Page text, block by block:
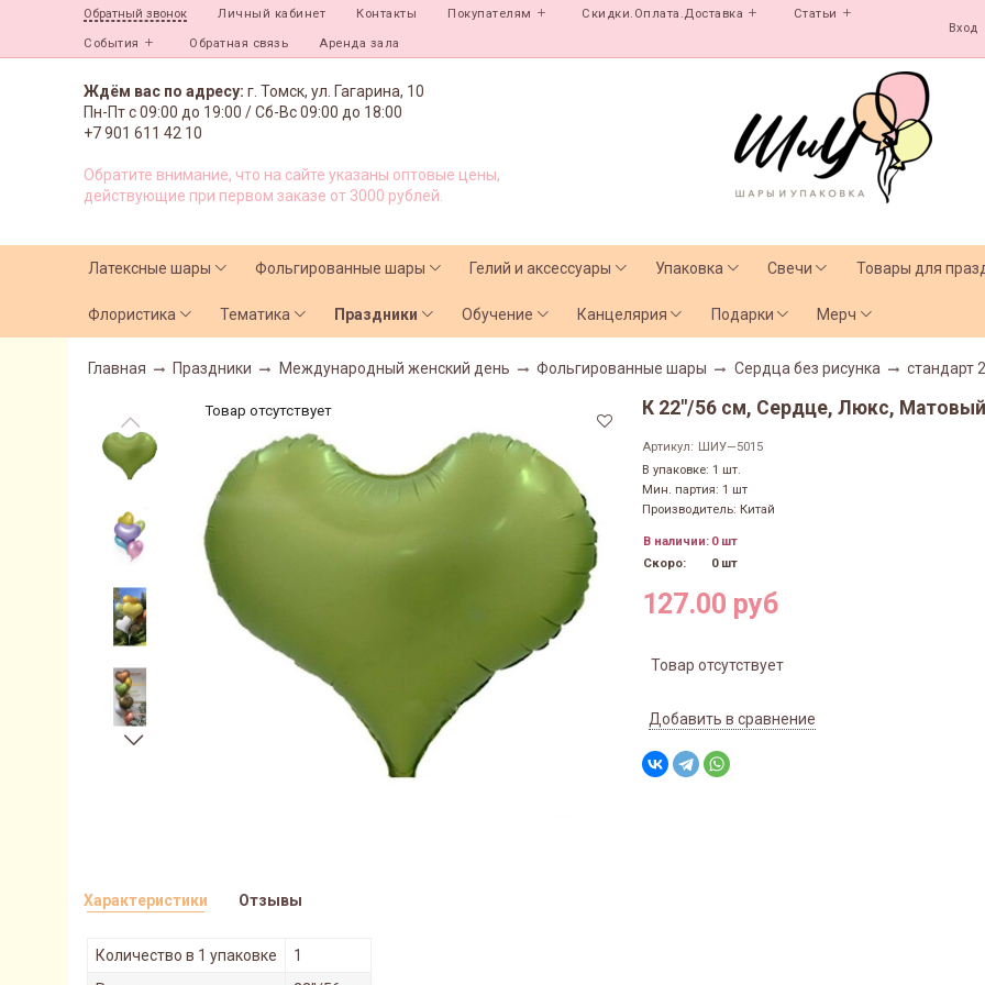
Обратный звонок Личный кабинет Контакты Покупателям Скидки.Оплата.Доставка Статьи
События Обратная связь Аренда зала
Вход
Ждём вас по адресу: г. Томск, ул. Гагарина, 10
Пн-Пт с09:00 до 19:00 /Сб-Вс 09:00 до 18:00
+7 901 611 42 10
Обратите внимание, что на сайте указаны оптовые цены,
действующие при первом заказе от 3000 рублей.
Латексные шары Фольгированные шары Гелий и аксессуары Упаковка Свечи Товары для
Флористика Тематика Праздники Обучение Канцелярия Подарки Мерч
Главная Праздники Международный женский день Фольгированные шары Сердца без рисунка стандарт
Товар отсутствует К 22"/56 см, Сердце, Люкс,
Артикул: ШИУ—5015
В упаковке: 1 шт.
Мин. партия: 1 шт
Производитель: Китай
В наличии: 0 шт
Скоро:
0 шт
127.00 руб
Товар отсутствует
Добавить в сравнение
Характеристики
Количество в 1 упаковке
1
Отзывы